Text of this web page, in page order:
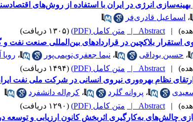
انرژی در ایران با استفاده از روش‌های
، اسماعیل قادری‌فر
|
Abstract | متن کامل (PDF)
(۱۳۰۵ دریافت)
استقرار بلاکچین در قراردادهای بین‌المللی صنعت
، حسین بوداقی ، نیما جعفری‌نویمی‌پور ،
|
Abstract | متن کامل (PDF)
(۱۴۹۴ دریافت)
نظام بهره‌وری نیروی انسانی در شرکت ملی نفت
، پروانه گلرد ، کرم‌اله دانشفرد
|
Abstract | متن کامل (PDF)
(۱۲۹۰ دریافت)
چالش‌های ‌به‌کارگیری اثربخش کانون ارزیابی و توسعه